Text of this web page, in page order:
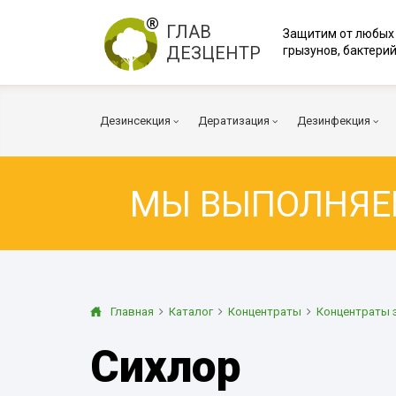
ГЛАВ
ДЕЗЦЕНТР
Защитим от любых
грызунов,
Дезинсекция
Тараканы
Осы
Дератизация
Мыши
Дезинфекция
Коронавирус
МЫ
Главная Каталог Концентраты Концентраты
Сихлор